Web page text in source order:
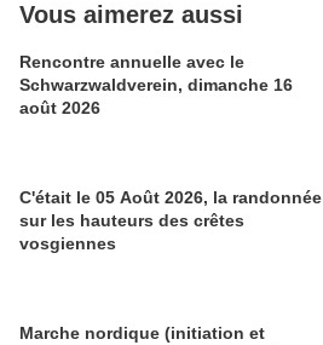
Vous aimerez aussi
Rencontre annuelle avec le
Schwarzwaldverein, dimanche 16
août 2026
C'était le 05 Août 2026, la randonnée
sur les hauteurs des crêtes
vosgiennes
Marche nordique (initiation et